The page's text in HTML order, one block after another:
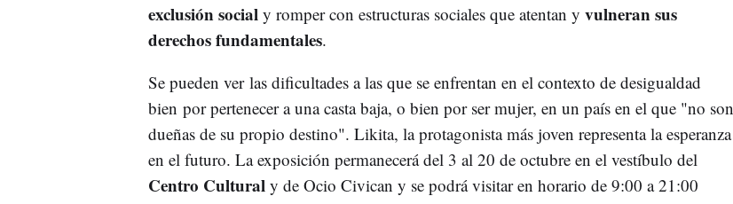
exclusión social y romper con estructuras sociales que atentan y vulneran sus
derechos fundamentales.
Se pueden ver las dificultades a las que se enfrentan en el contexto de desigualdad
bien por pertenecer a una casta baja, o bien por ser mujer, en un país en el que "no son
dueñas de su propio destino". Likita, la protagonista más joven representa la esperanza
en el futuro. La exposición permanecerá del 3 al 20 de octubre en el vestíbulo del
Centro Cultural y de Ocio Civican y se podrá visitar en horario de 9:00 a 21:00